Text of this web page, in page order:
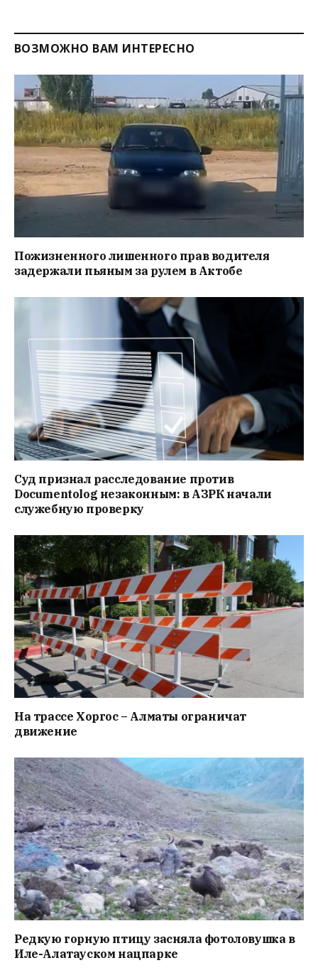
ВОЗМОЖНО ВАМ ИНТЕРЕСНО
Пожизненного лишенного прав водителя
задержали пьяным за рулем в Актобе
Суд признал расследование против
Documentolog незаконным: в АЗРК начали
служебную проверку
На трассе Хоргос – Алматы ограничат
движение
Редкую горную птицу засняла фотоловушка в
Иле-Алатауском нацпарке